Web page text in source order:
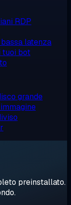
RDP
latenza
tuoi bot
grande
preinstallato.